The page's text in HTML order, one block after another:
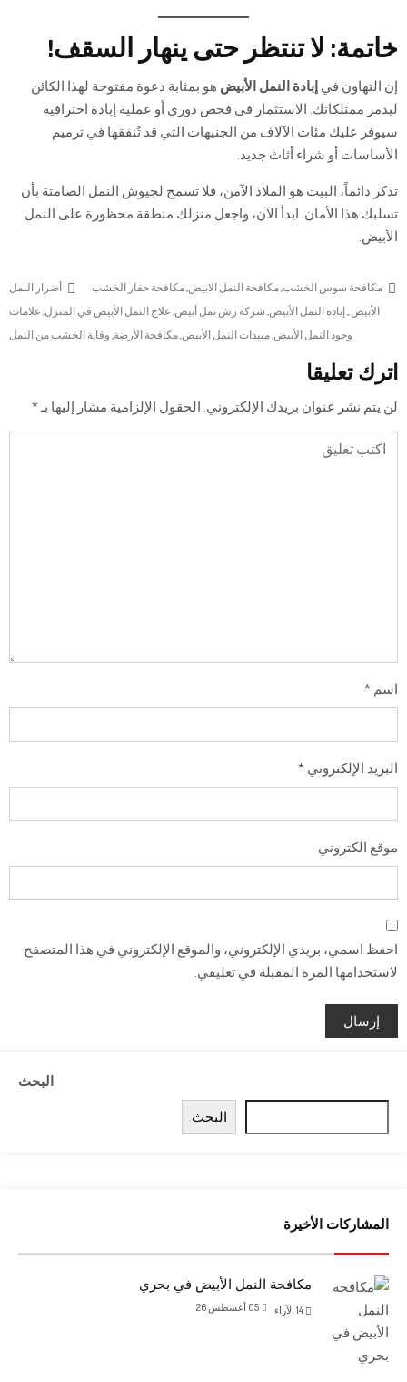
خاتمة: لا تنتظر حتى ينهار السقف!
إن التهاون في إبادة النمل الأبيض هو بمثابة دعوة مفتوحة لهذا الكائن
ليدمر ممتلكاتك. الاستثمار في فحص دوري أو عملية إبادة احترافية
سيوفر عليك مئات الآلاف من الجنيهات التي قد تُنفقها في ترميم
الأساسات أو شراء أثاث جديد.
تذكر دائماً، البيت هو الملاذ الآمن، فلا تسمح لجيوش النمل الصامتة بأن
تسلبك هذا الأمان. ابدأ الآن، واجعل منزلك منطقة محظورة على النمل
الأبيض.
مكافحة سوس الخشب مكافحة النمل الابيض مكافحة حفار الخشب
أضرار النمل
الأبيض. إبادة النمل الأبيض شركة رش نمل أبيض علاج النمل الأبيض في المنزل علامات
وجود النمل الأبيض مبيدات النمل الأبيض مكافحة الأرضة وقاية الخشب من النمل
اترك تعليقا
لن يتم نشر عنوان بريدك الإلكتروني. الحقول الإلزامية مشار إليها بـ*
اسم *
البريد الإلكتروني *
موقع الكتروني
احفظ اسمي، بريدي الإلكتروني، والموقع الإلكتروني في هذا المتصفح
لاستخدامها المرة المقبلة في تعليقي.
البحث
البحث
المشاركات الأخيرة
مكافحة النمل الأبيض في بحري
05 أغسطس 26 الآراء